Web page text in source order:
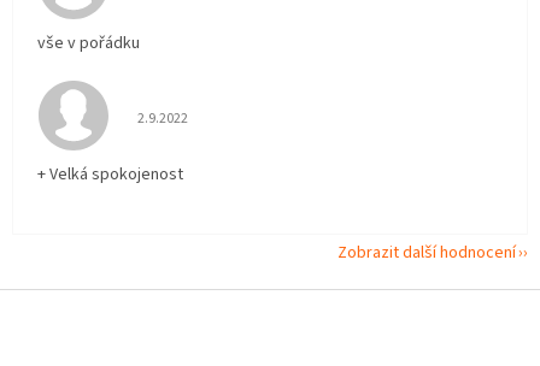
vše v pořádku
Hodnocení obchodu je 5 z 5 hvězdiček.
2.9.2022
+ Velká spokojenost
Zobrazit další hodnocení